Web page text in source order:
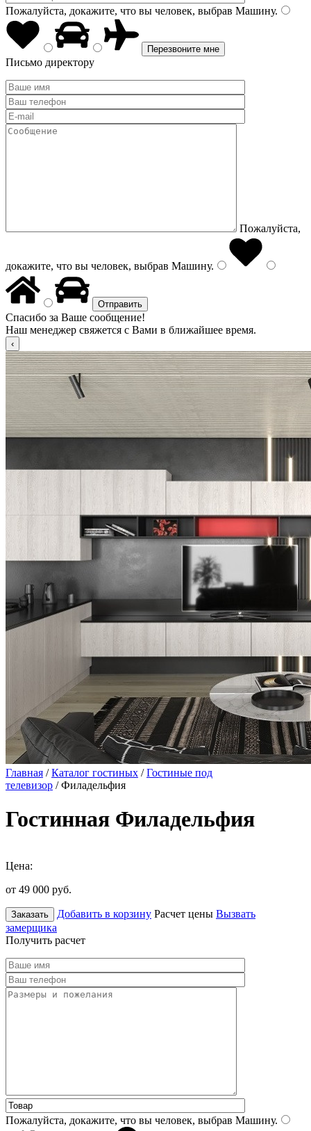
Пожалуйста, докажите, что вы человек, выбрав Машину.
Письмо директору
Пожалуйста,
докажите, что вы человек, выбрав Машину.
Спасибо за Ваше сообщение!
Наш менеджер свяжется с Вами в ближайшее время.
Главная /Каталог гостиных /Гостиные под
телевизор / Филадельфия
Гостинная Филадельфия
Цена:
от 49 000 руб.
Заказать Добавить в корзину Расчет цены Вызвать
замерщика
Получить расчет
Пожалуйста, докажите, что вы человек, выбрав Машину.